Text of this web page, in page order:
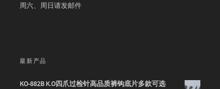
周六、周日请发邮件
最新产品
KO-882B K.O四爪过检针高品质裤钩底片多款可选